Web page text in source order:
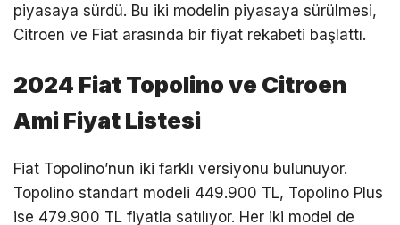
piyasaya sürdü. Bu iki modelin piyasaya sürülmesi,
Citroen ve Fiat arasında bir fiyat rekabeti başlattı.
2024 Fiat Topolino ve Citroen
Ami Fiyat Listesi
Fiat Topolino’nun iki farklı versiyonu bulunuyor.
Topolino standart modeli 449.900 TL, Topolino Plus
ise 479.900 TL fiyatla satılıyor. Her iki model de